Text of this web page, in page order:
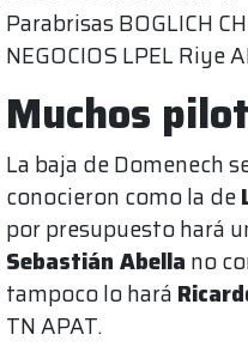
Muchos
La baja de Domenech
conocieron como la de
por presupuesto hará
Sebastián Abella no
tampoco lo hará
TN APAT.